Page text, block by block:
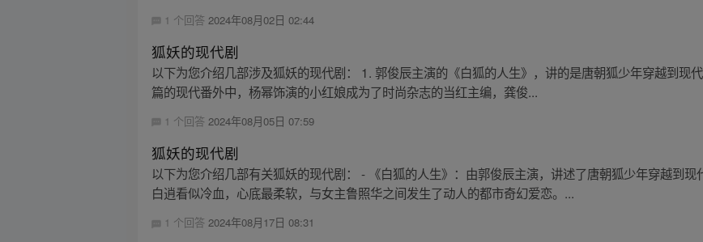
1 个回答 2024年08月02日 02:44
狐妖的现代剧
以下为您介绍几部涉及狐妖的现代剧： 1. 郭俊辰主演的《白狐的人生》，讲的是唐朝狐少年穿越到现
篇的现代番外中，杨幂饰演的小红娘成为了时尚杂志的当红主编，龚俊...
1 个回答 2024年08月05日 07:59
狐妖的现代剧
以下为您介绍几部有关狐妖的现代剧： - 《白狐的人生》：由郭俊辰主演，讲述了唐朝狐少年穿越到
白逍看似冷血，心底最柔软，与女主鲁照华之间发生了动人的都市奇幻爱恋。...
1 个回答2024年08月17日 08:31